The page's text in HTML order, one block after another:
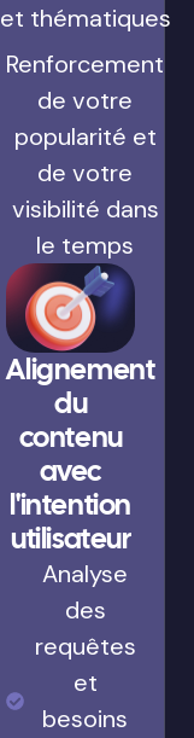
et thématiques
Renforcement
de votre
popularité et
de votre
visibilité dans
le temps
Alignement
du
contenu
avec
l'intention
utilisateur
Analyse
des
requêtes
et
besoins